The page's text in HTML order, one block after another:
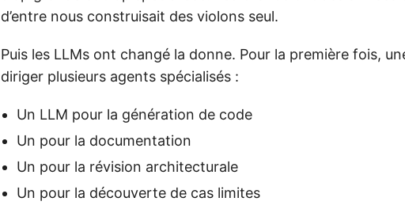
d’entre nous construisait des violons seul.
Puis les LLMs ont changé la donne. Pour la première fois,
diriger plusieurs agents spécialisés :
Un LLM pour la génération de code
Un pour la documentation
Un pour la révision architecturale
Un pour la découverte de cas limites